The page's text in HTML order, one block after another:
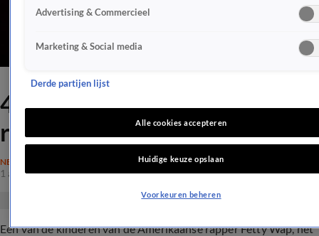
4-jarige dochtertje van
rapper Fetty Wap overleden
NEDERLAND
1 aug 2021, 23:10
Een van de kinderen van de Amerikaanse rapper Fetty Wap, het
Advertising & Commercieel
Marketing & Social media
Derde partijen lijst
Alle cookies accepteren
Huidige keuze opslaan
Voorkeuren beheren